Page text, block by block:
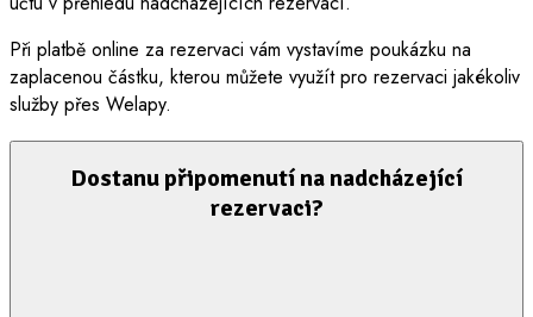
Při platbě online za rezervaci vám vystavíme poukázku na
zaplacenou částku, kterou můžete využít pro rezervaci jakékoliv
služby přes Welapy.
Dostanu připomenutí na nadcházející
rezervaci?